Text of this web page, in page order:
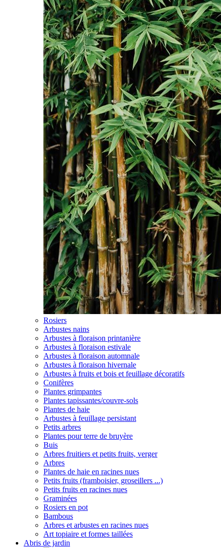
Rosiers
Arbustes nains
Arbustes à floraison printanière
Arbustes à floraison estivale
Arbustes à floraison automnale
Arbustes à floraison hivernale
Arbustes à fruits et bois et feuillage décoratifs
Conifères
Plantes grimpantes
Plantes tapissantes/couvre-sols
Plantes de haie
Arbustes à feuillage persistant
Petits arbres
Plantes pour terre de bruyère
Buis
Arbres fruitiers et petits fruits, verger
Arbres
Plantes de haie en racines nues
Petits fruits (framboisier, groseillers ...)
Petits fruits en racines nues
Graminées
Rosiers en pot
Bambous
Arbres et arbustes en racines nues
Art topiaire et formes taillées
Abris de jardin